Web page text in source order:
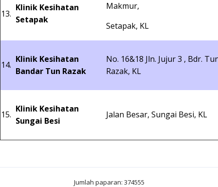
13.
Klinik Kesihatan
Setapak
Makmur,
Setapak, KL
14.
Klinik Kesihatan
Bandar Tun Razak
No. 16&18 Jln. Jujur 3 , Bdr.
Razak, KL
15.
Klinik Kesihatan
Sungai Besi
Jalan Besar, Sungai Besi, KL
Jumlah paparan: 374555